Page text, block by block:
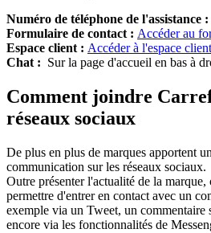
Numéro de téléphone de l'assistance :
Formulaire de contact : Accéder au
Espace client : Accéder à l'espace client
Chat : Sur la page d'accueil en bas à
Comment joindre
réseaux sociaux
De plus en plus de marques apportent
communication sur les réseaux sociaux.
Outre présenter l'actualité de la marque,
permettre d'entrer en contact avec un
exemple via un Tweet, un commentaire
encore via les fonctionnalités de